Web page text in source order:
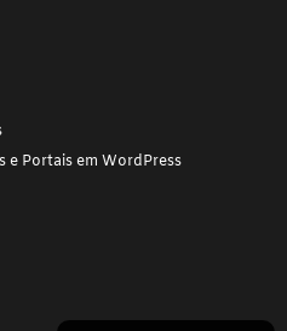
e Portais em WordPress